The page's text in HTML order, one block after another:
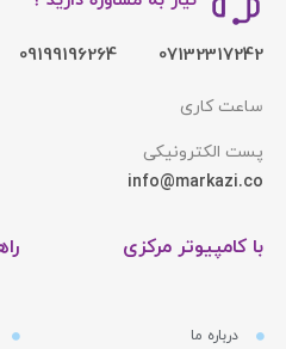
07132317242
09199196264
ساعت کاری
پست الکترونیکی
info@markazi.co
با کامپیوتر مرکزی
درباره ما